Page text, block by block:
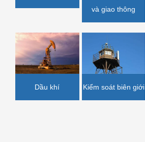
và giao thông
Dầu khí Kiểm soát biên giới